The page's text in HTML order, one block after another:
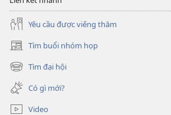
Yêu cầu được viếng thăm
Tìm buổi nhóm họp
(mở
cửa
sổ
mới)
Tìm đại hội
(mở
cửa
sổ
mới)
Có gì mới?
Video